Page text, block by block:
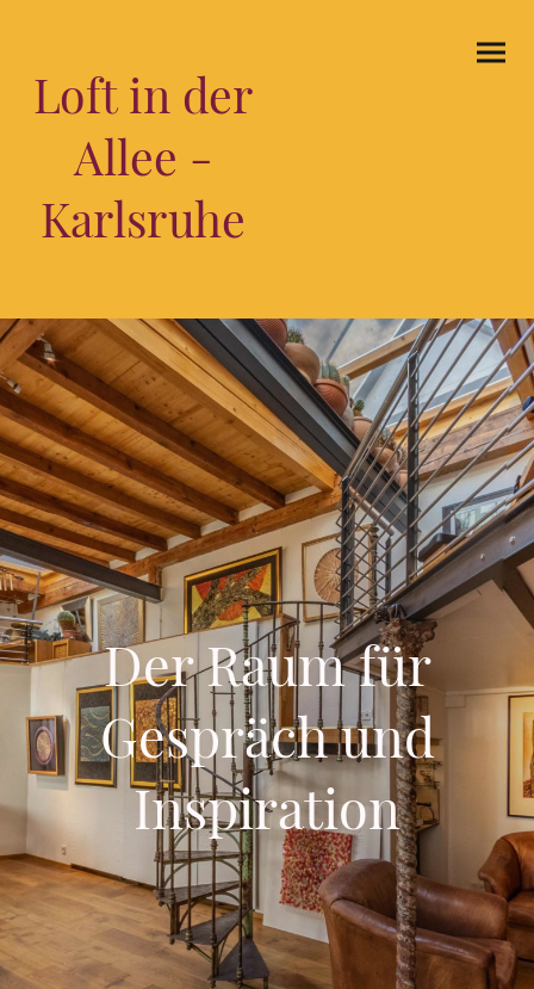
Loft in der
Allee -
Karlsruhe
Der Raum für
Gespräch und
Inspiration